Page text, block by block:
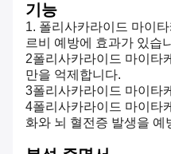
기능
1. 폴리사카라이드 마이
르비 예방에 효과가 있습
2폴리사카라이드 마이타
만을 억제합니다.
3폴리사카라이드 마이타
4폴리사카라이드 마이타
화와 뇌 혈전증 발생을 예